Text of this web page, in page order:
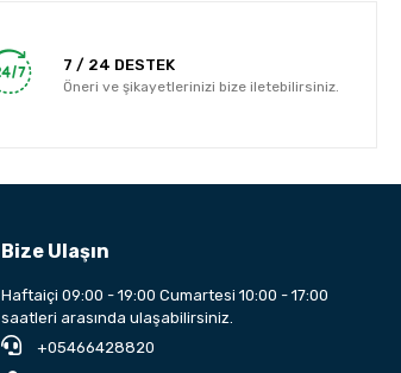
7 / 24 DESTEK
Öneri ve şikayetlerinizi bize iletebilirsiniz.
Bize Ulaşın
Haftaiçi 09:00 - 19:00 Cumartesi 10:00 - 17:00
saatleri arasında ulaşabilirsiniz.
+05466428820